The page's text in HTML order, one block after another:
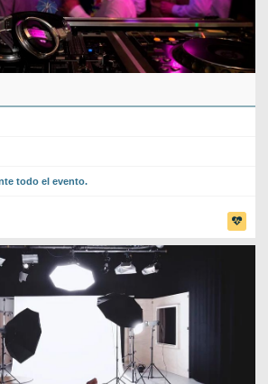
todo el evento.